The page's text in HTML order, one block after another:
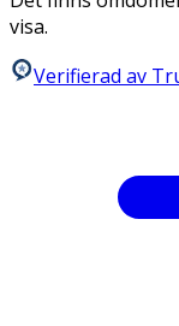
visa.
Verifierad av